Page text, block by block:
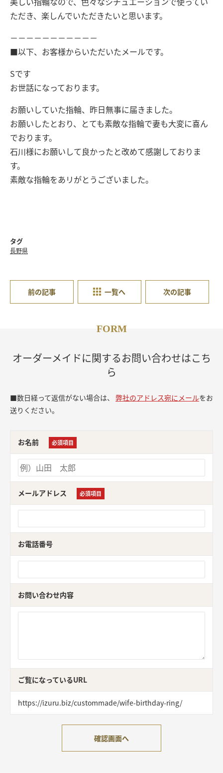
ただき、楽しんでいただきたいと思います。
－－－－－－－－－－－
■以下、お客様からいただいたメールです。
Sです
お世話になっております。
お願いしていた指輪、昨日無事に届きました。
お願いしたとおり、とても素敵な指輪で妻も大変に喜ん
でおります。
石川様にお願いして良かったと改めて感謝しておりま
す。
素敵な指輪をあリがとうございました。
タグ
長野県
前の記事 一覧へ 次の記事
FORM
オーダーメイドに関するお問い合わせはこち
ら
■数日経って返信がない場合は、 弊社のアドレス宛にメールをお
送りください。
お名前 必須項目
メールアドレス 必須項目
お電話番号
お問い合わせ内容
ご覧になっているURL
https://izuru.biz/custommade/wife-birthday-ring/
確認画面へ